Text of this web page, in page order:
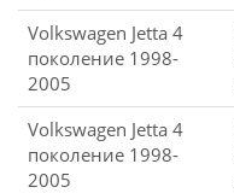
Volkswagen Jetta 4
поколение 1998-
2005
Volkswagen Jetta 4
поколение 1998-
2005